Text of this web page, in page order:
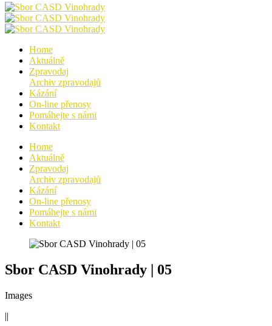
Home
Aktuálně
Zpravodaj
Archiv zpravodajů
Kázání
On-line přenosy
Pomáhejte s námi
Kontakt
Home
Aktuálně
Zpravodaj
Archiv zpravodajů
Kázání
On-line přenosy
Pomáhejte s námi
Kontakt
Sbor CASD Vinohrady | 05
Images
||